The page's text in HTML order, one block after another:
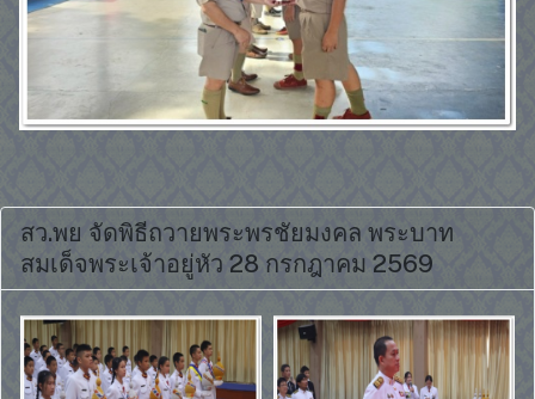
สว.พย จัดพิธีถวายพระพรชัยมงคล พระบาท
สมเด็จพระเจ้าอยู่หัว 28 กรกฎาคม 2569